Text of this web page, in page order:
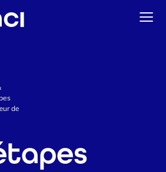
& Activation CRM
actualité
contact
de